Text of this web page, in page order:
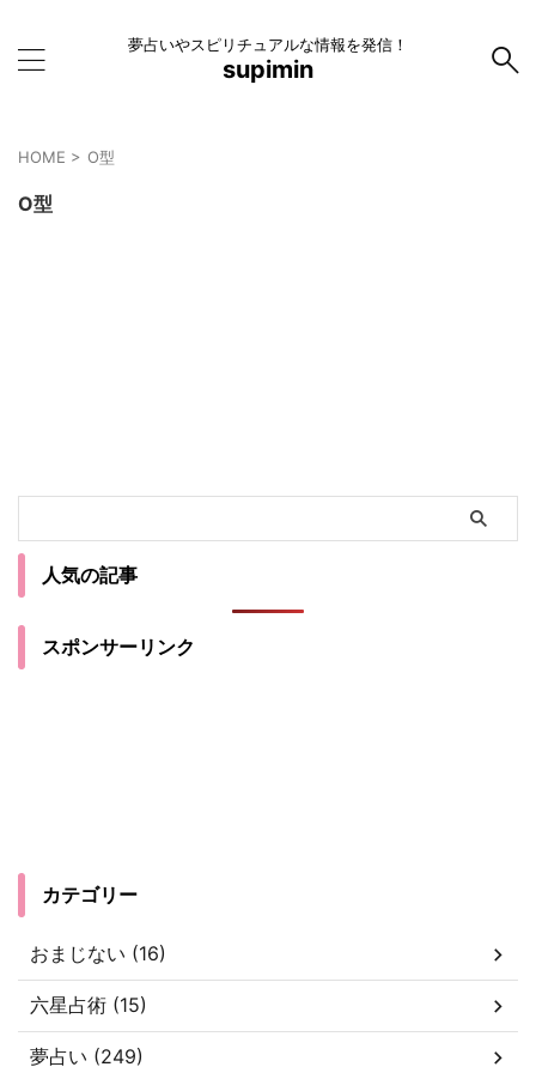
夢占いやスピリチュアルな情報を発信！
supimin
HOME > O型
O型
人気の記事
スポンサーリンク
カテゴリー
おまじない (16)
六星占術 (15)
夢占い (249)